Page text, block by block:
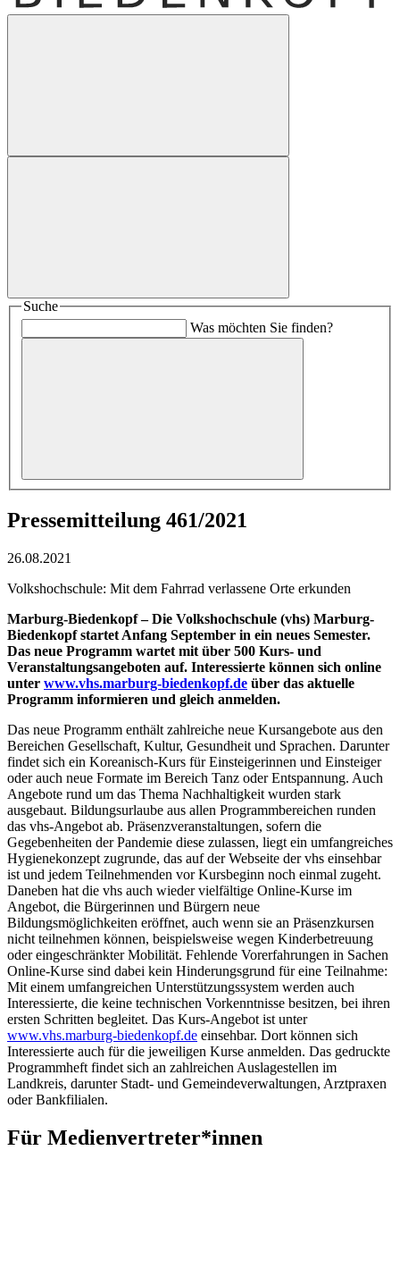
Suche
Was möchten Sie finden?
Pressemitteilung 461/2021
26.08.2021
Volkshochschule: Mit dem Fahrrad verlassene Orte erkunden
Marburg-Biedenkopf – Die Volkshochschule (vhs) Marburg-
Biedenkopf startet Anfang September in ein neues Semester.
Das neue Programm wartet mit über 500 Kurs- und
Veranstaltungsangeboten auf. Interessierte können sich online
unter www.vhs.marburg-biedenkopf.de über das aktuelle
Programm informieren und gleich anmelden.
Das neue Programm enthält zahlreiche neue Kursangebote aus den
Bereichen Gesellschaft, Kultur, Gesundheit und Sprachen. Darunter
findet sich ein Koreanisch-Kurs für Einsteigerinnen und Einsteiger
oder auch neue Formate im Bereich Tanz oder Entspannung. Auch
Angebote rund um das Thema Nachhaltigkeit wurden stark
ausgebaut. Bildungsurlaube aus allen Programmbereichen runden
das vhs-Angebot ab. Präsenzveranstaltungen, sofern die
Gegebenheiten der Pandemie diese zulassen, liegt ein umfangreiches
Hygienekonzept zugrunde, das auf der Webseite der vhs einsehbar
ist und jedem Teilnehmenden vor Kursbeginn noch einmal zugeht.
Daneben hat die vhs auch wieder vielfältige Online-Kurse im
Angebot, die Bürgerinnen und Bürgern neue
Bildungsmöglichkeiten eröffnet, auch wenn sie an Präsenzkursen
nicht teilnehmen können, beispielsweise wegen Kinderbetreuung
oder eingeschränkter Mobilität. Fehlende Vorerfahrungen in Sachen
Online-Kurse sind dabei kein Hinderungsgrund für eine Teilnahme:
Mit einem umfangreichen Unterstützungssystem werden auch
Interessierte, die keine technischen Vorkenntnisse besitzen, bei ihren
ersten Schritten begleitet. Das Kurs-Angebot ist unter
www.vhs.marburg-biedenkopf.de einsehbar. Dort können sich
Interessierte auch für die jeweiligen Kurse anmelden. Das gedruckte
Programmheft findet sich an zahlreichen Auslagestellen im
Landkreis, darunter Stadt- und Gemeindeverwaltungen, Arztpraxen
oder Bankfilialen.
Für Medienvertreter*innen